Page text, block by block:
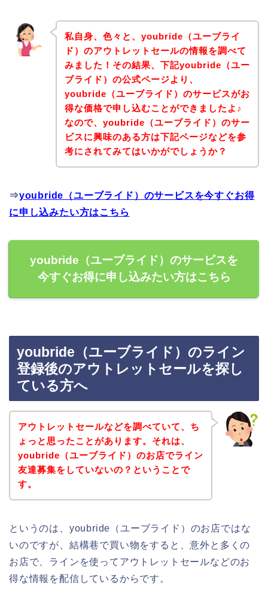
私自身、色々と、youbride（ユーブライ
ド）のアウトレットセールの情報を調べて
みました！その結果、下記youbride（ユー
ブライド）の公式ページより、
youbride（ユーブライド）のサービスがお
得な価格で申し込むことができましたよ♪
なので、youbride（ユーブライド）のサー
ビスに興味のある方は下記ページなどを参
考にされてみてはいかがでしょうか？
⇒youbride（ユーブライド）のサービスを今すぐお得
に申し込みたい方はこちら
youbride（ユーブライド）のサービスを
今すぐお得に申し込みたい方はこちら
youbride（ユーブライド）のライン
登録後のアウトレットセールを探し
ている方へ
アウトレットセールなどを調べていて、ち
ょっと思ったことがあります。それは、
youbride（ユーブライド）のお店でライン
友達募集をしていないの？ということで
す。
というのは、youbride（ユーブライド）のお店ではな
いのですが、結構巷で買い物をすると、意外と多くの
お店で、ラインを使ってアウトレットセールなどのお
得な情報を配信しているからです。